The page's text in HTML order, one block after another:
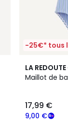
-25€* tous
LA
Maillot de
9,00 €
17,99 €
5
/